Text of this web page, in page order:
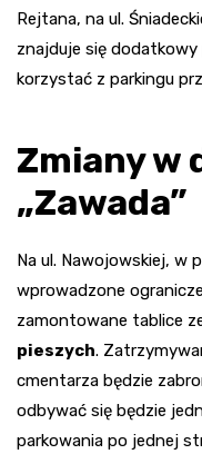
Rejtana, na ul.
znajduje się dodatkowy
korzystać z parkingu
Zmiany w
„Zawada”
Na ul. Nawojowskiej, w
wprowadzone
zamontowane tablice
pieszych.
cmentarza będzie
odbywać się będzie
parkowania po jednej